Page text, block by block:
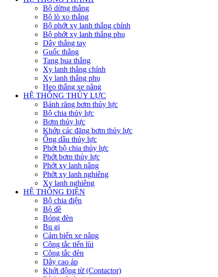
Bộ dừng thắng
Bộ lò xo thắng
Bộ phớt xy lanh thắng chính
Bộ phớt xy lanh thắng phụ
Dây thắng tay
Guốc thắng
Tang bua thắng
Xy lanh thắng chính
Xy lanh thắng phụ
Heo thắng xe nâng
HỆ THỐNG THỦY LỰC
Bánh răng bơm thủy lực
Bộ chia thủy lực
Bơm thủy lực
Khớp các đăng bơm thủy lực
Ống dầu thủy lực
Phớt bộ chia thủy lực
Phớt bơm thủy lực
Phớt xy lanh nâng
Phớt xy lanh nghiêng
Xy lanh nghiêng
HỆ THỐNG ĐIỆN
Bộ chia điện
Bộ đề
Bóng đèn
Bu gi
Cảm biến xe nâng
Công tắc tiến lùi
Công tắc đèn
Dây cao áp
Khởi động từ (Contactor)